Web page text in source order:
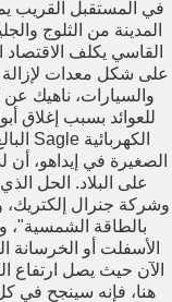
Abd Allah Ali
واحد دخل
Ali Foda
يابخت
Abd Allah Ali
Go On
في المستقبل القريب
المدينة من الثلوج
القاسي يكلف
على شكل معدات لإزالة
والسيارات، ناهيك
للعوائد بسبب إغلاق
الصغيرة في إيداهو، أن
على البلاد. الحل
وشركة جنرال
بالطاقة الشمسية"،
الأسفلت أو الخرسانة
الآن حيث يصل ارتفاع
هنا، فإنه سينجح في